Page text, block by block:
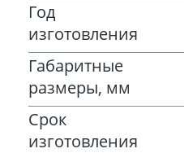
Год
изготовления
Габаритные
размеры, мм
Срок
изготовления